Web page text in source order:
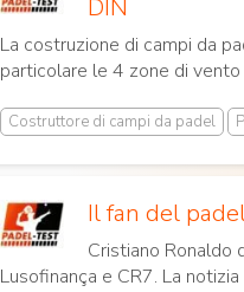
DIN
La costruzione di campi da
particolare le 4 zone di
Costruttore di campi da padel
Il fan del
Cristiano Ronaldo
Lusofinança e CR7. La